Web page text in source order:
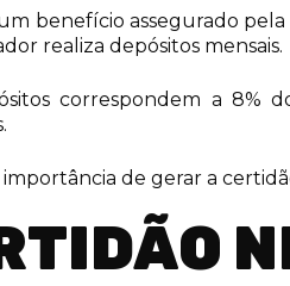
benefício assegurado
realiza depósitos mensais.
correspondem a 8%
de gerar a